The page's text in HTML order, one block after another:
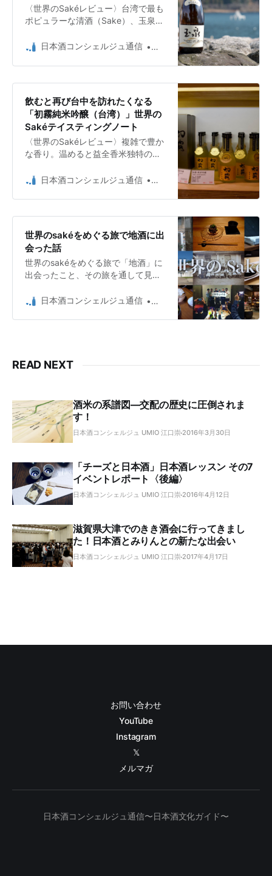
〈世界のSakéレビュー〉台湾で最も
ポピュラーな清酒（Sake）、玉泉の
やしておいしい晩酌酒。
日本酒コンシェルジュ通信 日本酒コンシェルジュ Umio
飲むと再び台中を訪れたくなる
「初霧純米吟醸（台湾）」世界の
Sakéテイスティングノート
〈世界のSakéレビュー〉複雑で豊か
な香り。温めると益全香米独特の里
い。 日本酒コンシェルジュ通信 日本酒コンシェルジュ Umio
世界のsakéをめぐる旅で地酒に出
会った話
世界のsakéをめぐる旅で「地酒」に
出会ったこと、その旅を通して見え
の未来について話そうと思う。
日本酒コンシェルジュ通信 日本酒コンシェルジュ Umio
READ NEXT
酒米の系譜図―交配の歴史に圧倒されま
す！
日本酒コンシェルジュ UMIO 江口崇 2016年3月30日
「チーズと日本酒」日本酒レッスン その7
イベントレポート〈後編〉
日本酒コンシェルジュ UMIO 江口崇 2016年4月12日
滋賀県大津でのきき酒会に行ってきまし
た！日本酒とみりんとの新たな出会い
日本酒コンシェルジュ UMIO 江口崇 2017年4月17日
お問い合わせ
YouTube
Instagram
𝕏
メルマガ
日本酒コンシェルジュ通信〜日本酒文化ガイド〜